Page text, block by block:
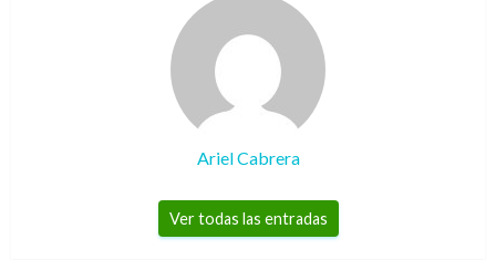
Ariel Cabrera
Ver todas las entradas